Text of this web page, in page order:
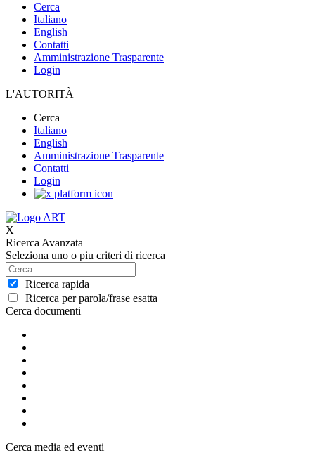
Cerca
Italiano
English
Contatti
Amministrazione Trasparente
Login
L'AUTORITÀ
Cerca
Italiano
English
Amministrazione Trasparente
Contatti
Login
X
Ricerca Avanzata
Seleziona uno o piu criteri di ricerca
Ricerca rapida
Ricerca per parola/frase esatta
Cerca documenti
Cerca media ed eventi